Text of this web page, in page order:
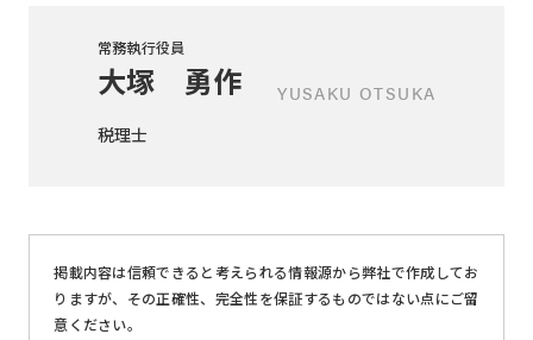
常務執行役員
大塚 勇作
YUSAKU OTSUKA
税理士
掲載内容は信頼できると考えられる情報源から弊社で作成してお
りますが、その正確性、完全性を保証するものではない点にご留
意ください。